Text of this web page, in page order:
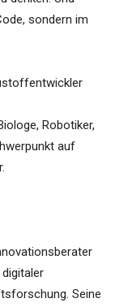
sondern im
Robotiker,
auf
Seine